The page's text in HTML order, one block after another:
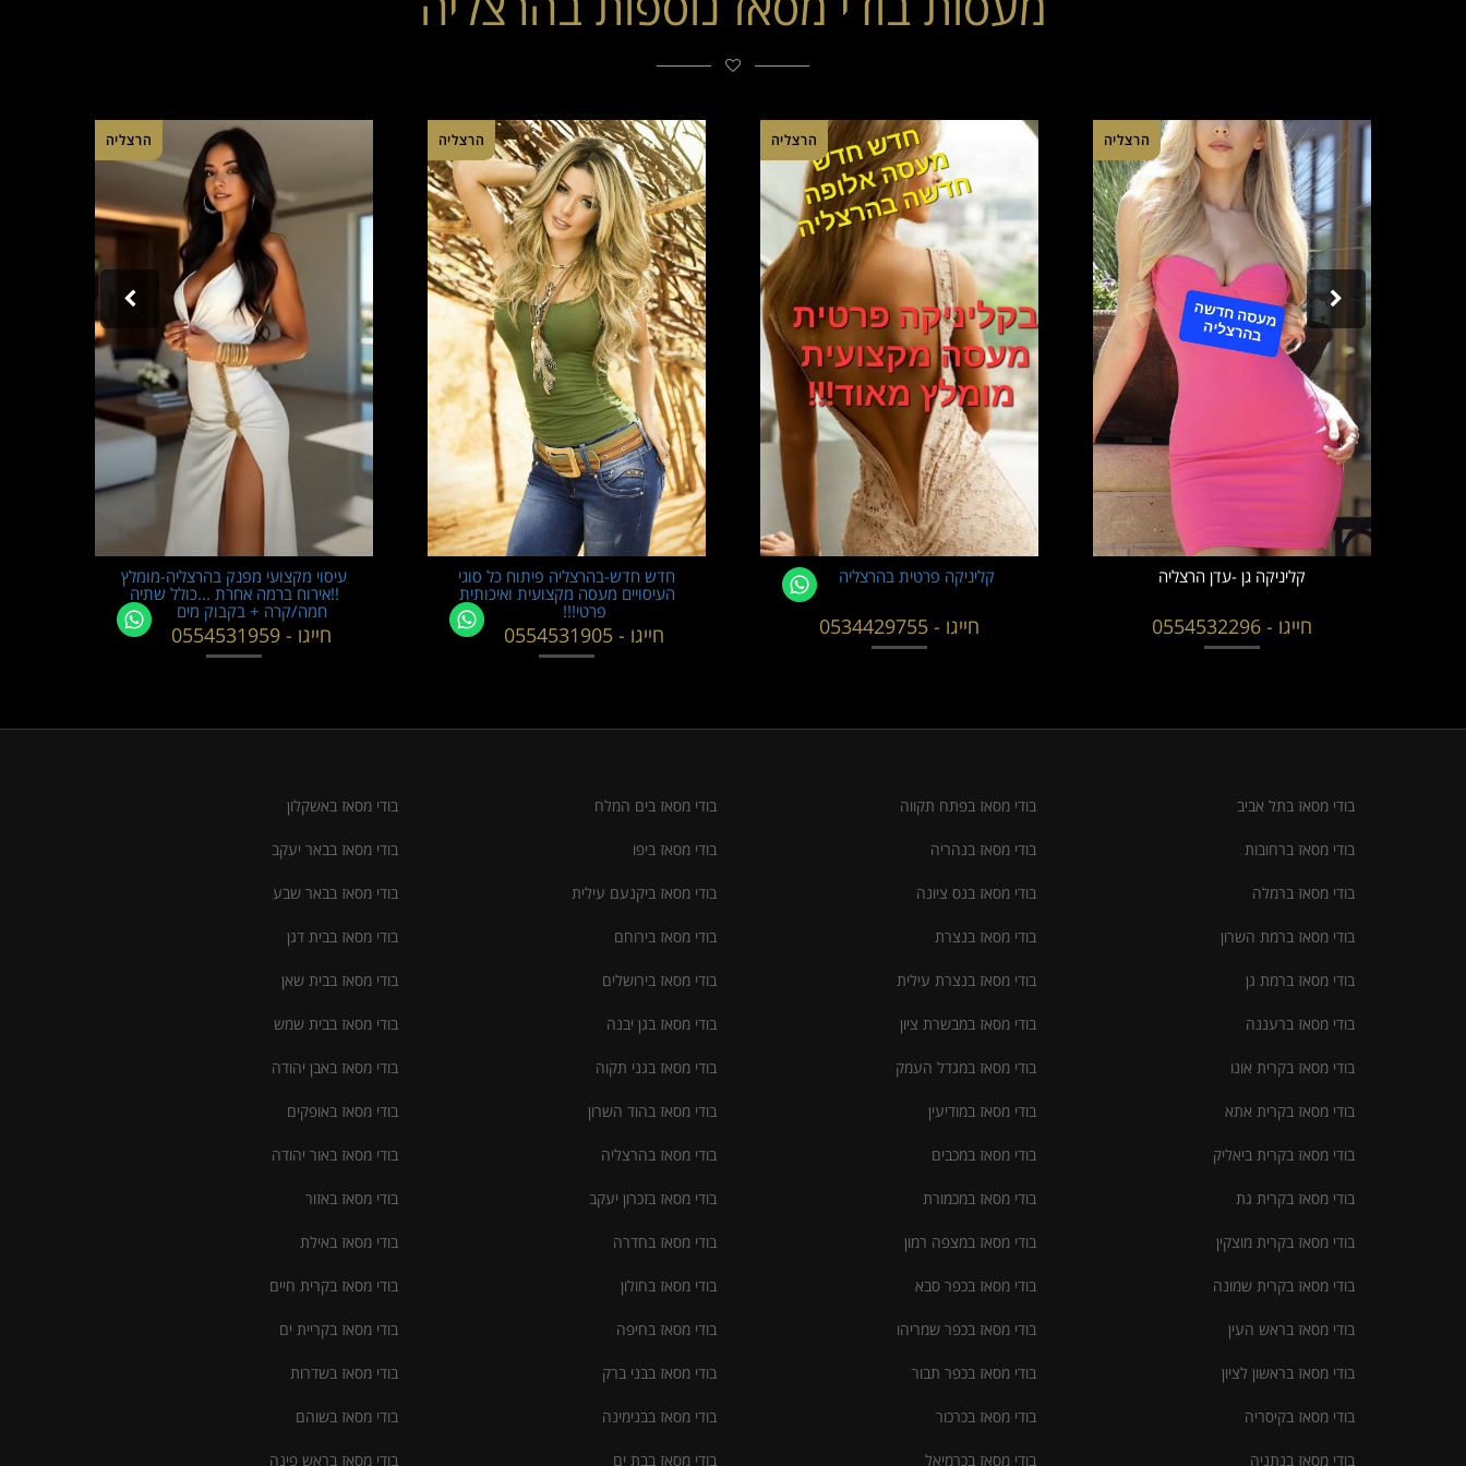
הרצליה
קליניקה גן -עדן הרצליה
חייגו - 0554532296
הרצליה
קליניקה פרטית בהרצליה
חייגו - 0534429755
הרצליה
חדש חדש-בהרצליה פיתוח כל סוגי
העיסויים מעסה מקצועית ואיכותית
פרטי!!!
חייגו - 0554531905
הרצליה
עיסוי מקצועי מפנק בהרצליה-מומלץ
!!אירוח ברמה אחרת ...כולל שתיה
חמה/קרה + בקבוק מים
חייגו - 0554531959
בודי מסאז בתל אביב
בודי מסאז ברחובות
בודי מסאז ברמלה
בודי מסאז ברמת השרון
בודי מסאז ברמת גן
בודי מסאז ברעננה
בודי מסאז בקרית אונו
בודי מסאז בקרית אתא
בודי מסאז בקרית ביאליק
בודי מסאז בקרית גת
בודי מסאז בקרית מוצקין
בודי מסאז בקרית שמונה
בודי מסאז בראש העין
בודי מסאז בראשון לציון
בודי מסאז בקיסריה
בודי מסאז בנתניה
בודי מסאז בפתח תקווה
בודי מסאז בנהריה
בודי מסאז בנס ציונה
בודי מסאז בנצרת
בודי מסאז בנצרת עילית
בודי מסאז במבשרת ציון
בודי מסאז במגדל העמק
בודי מסאז במודיעין
בודי מסאז במכבים
בודי מסאז במכמורת
בודי מסאז במצפה רמון
בודי מסאז בכפר סבא
בודי מסאז בכפר שמריהו
בודי מסאז בכפר תבור
בודי מסאז בכרכור
בודי מסאז בכרמיאל
בודי מסאז בים המלח
בודי מסאז ביפו
בודי מסאז ביקנעם עילית
בודי מסאז בירוחם
בודי מסאז בירושלים
בודי מסאז בגן יבנה
בודי מסאז בגני תקוה
בודי מסאז בהוד השרון
בודי מסאז בהרצליה
בודי מסאז בזכרון יעקב
בודי מסאז בחדרה
בודי מסאז בחולון
בודי מסאז בחיפה
בודי מסאז בבני ברק
בודי מסאז בבנימינה
בודי מסאז בבת ים
בודי מסאז באשקלון
בודי מסאז בבאר יעקב
בודי מסאז בבאר שבע
בודי מסאז בבית דגן
בודי מסאז בבית שאן
בודי מסאז בבית שמש
בודי מסאז באבן יהודה
בודי מסאז באופקים
בודי מסאז באור יהודה
בודי מסאז באזור
בודי מסאז באילת
בודי מסאז בקרית חיים
בודי מסאז בקריית ים
בודי מסאז בשדרות
בודי מסאז בשוהם
בודי מסאז בראש פינה